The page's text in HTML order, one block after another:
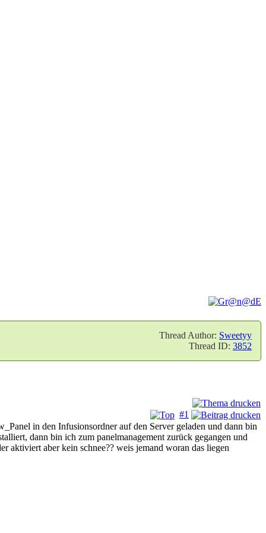
Thread Author: Sweetyy
Thread ID: 3852
#1
in den Infusionsordner auf den Server geladen und dann bin
dann bin ich zum panelmanagement zurück gegangen und
aktiviert aber kein schnee?? weis jemand woran das liegen